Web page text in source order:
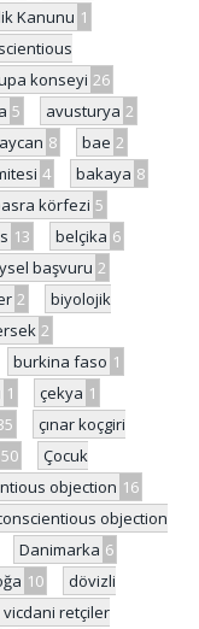
Kanunu 1
konseyi 26
5 avusturya 2
8 bae 2
4 bakaya 8
körfezi 5
13 belçika 6
başvuru 2
2
biyolojik
2
burkina faso 1
1 çekya 1
çınar koçgiri
Çocuk
objection 16
objection
Danimarka 6
10
dövizli
retçiler